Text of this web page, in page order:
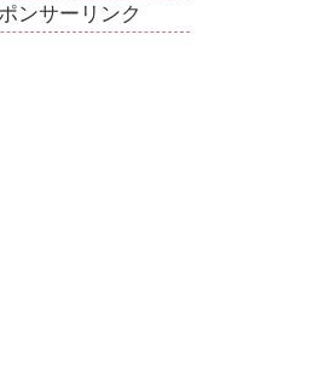
ンサーリンク